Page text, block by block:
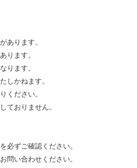
あります。
ります。
ります。
しかねます。
ください。
ておりません。
を必ずご確認ください。
問い合わせください。